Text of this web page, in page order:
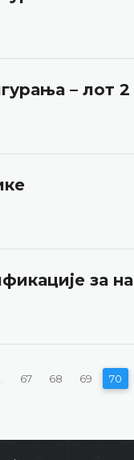
– лот 2
за
67 68 69 70